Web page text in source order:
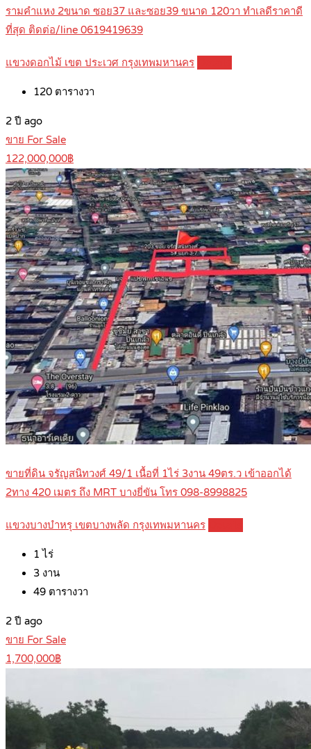
รามคำแหง 2ขนาด ซอย37 และซอย39 ขนาด 120วา ทำเลดีราคาดี
ที่สุด ติดต่อ/line 0619419639
แขวงดอกไม้ เขต ประเวศ กรุงเทพมหานคร
120 ตารางวา
2 ปี ago
ขาย For Sale
122,000,000฿
ขายที่ดิน จรัญสนิทวงศ์ 49/1 เนื้อที่ 1ไร่ 3งาน 49ตร.ว เข้าออกได้
2ทาง 420 เมตร ถึง MRT บางยี่ขัน โทร 098-8998825
แขวงบางบำหรุ เขตบางพลัด กรุงเทพมหานคร
1 ไร่
3 งาน
49 ตารางวา
2 ปี ago
ขาย For Sale
1,700,000฿